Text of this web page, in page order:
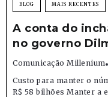
BLOG MAIS RECENTES
A conta do
no governo
Comunicação Millenium
Custo para manter o
R$ 58 bilhões Manter a